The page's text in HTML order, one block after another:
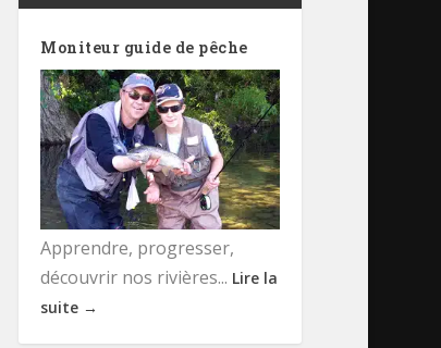
Moniteur guide de pêche
Apprendre, progresser,
découvrir nos rivières... Lire la
suite →